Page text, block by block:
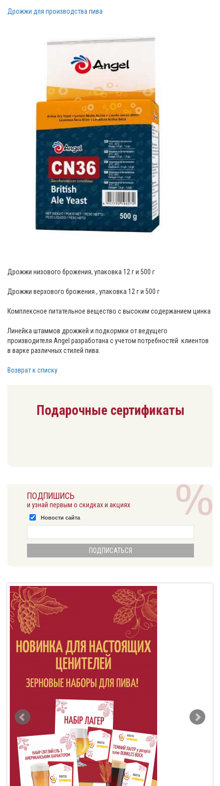
Дрожжи для производства пива
Дрожжи низового брожения, упаковка 12 г и 500 г
Дрожжи верхового брожения , упаковка 12 г и 500 г
Комплексное питательное вещество с высоким содержанием цинка
Линейка штаммов дрожжей и подкормки от ведущего
производителя Angel разработана с учетом потребностей клиентов
в варке различных стилей пива.
Возврат к списку
Подарочные сертификаты
ПОДПИШИСЬ
и узнай первым о скидках и акциях
Новости сайта